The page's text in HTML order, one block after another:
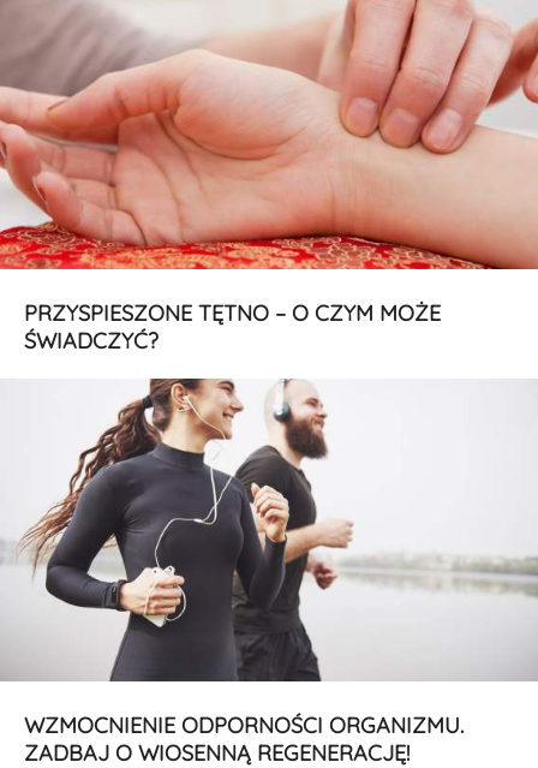
PRZYSPIESZONE TĘTNO – O CZYM MOŻE
ŚWIADCZYĆ?
WZMOCNIENIE ODPORNOŚCI ORGANIZMU.
ZADBAJ O WIOSENNĄ REGENERACJĘ!